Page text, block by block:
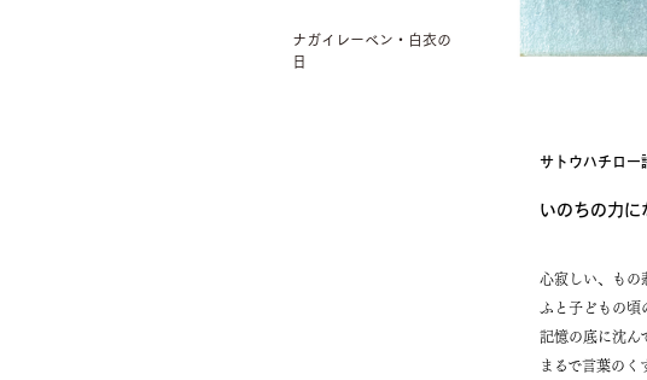
ナガイレーベン・白衣の
日
サトウハチロー
いのちの力
心寂しい、もの
ふと子どもの頃
記憶の底に沈ん
まるで言葉のく